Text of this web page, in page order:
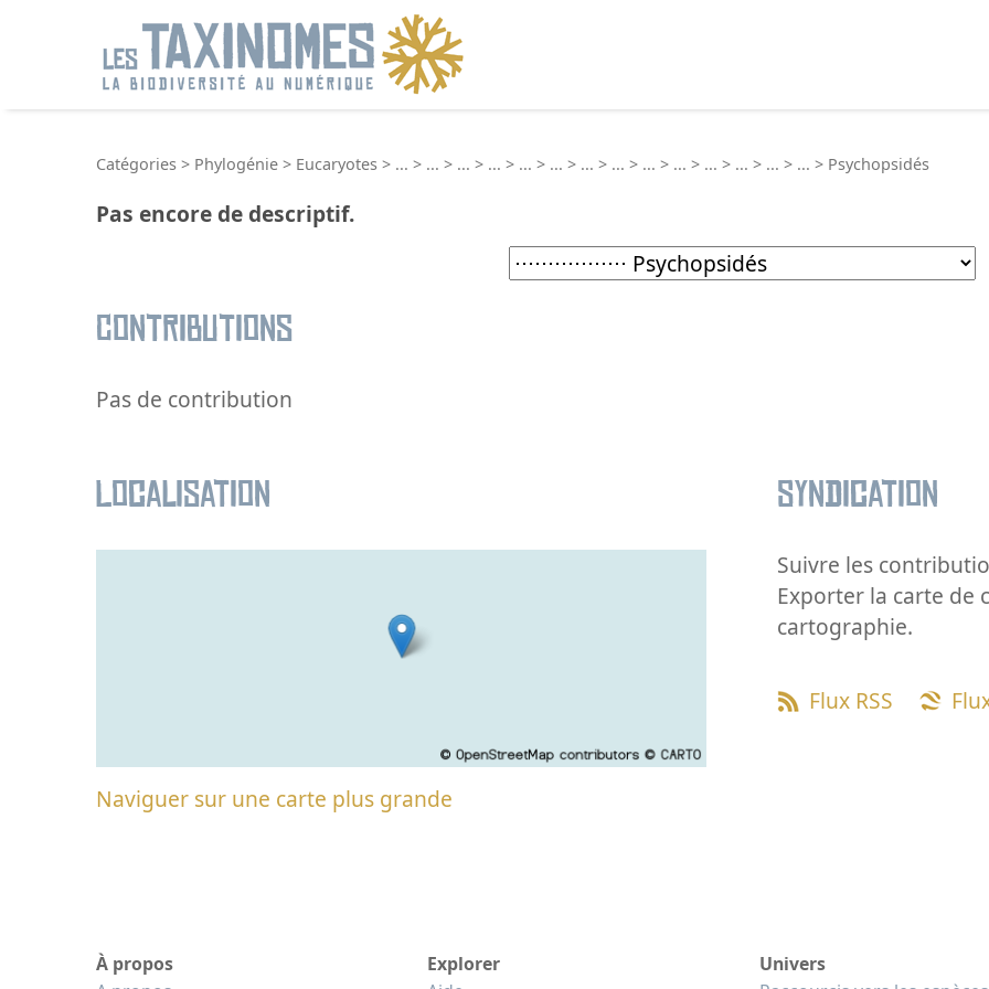
Catégories > Phylogénie > Eucaryotes > ... > ... > ... > ... > ... > ... > ... > ... > ... > ... > ... > ... > ... > ... > Psychopsidés
Pas encore de descriptif.
Contributions
Pas de contribution
Localisation
Naviguer sur une carte plus grande
Syndication
Suivre les
Exporter la carte de
cartographie.
Flux RSS
À propos
Explorer
Univers